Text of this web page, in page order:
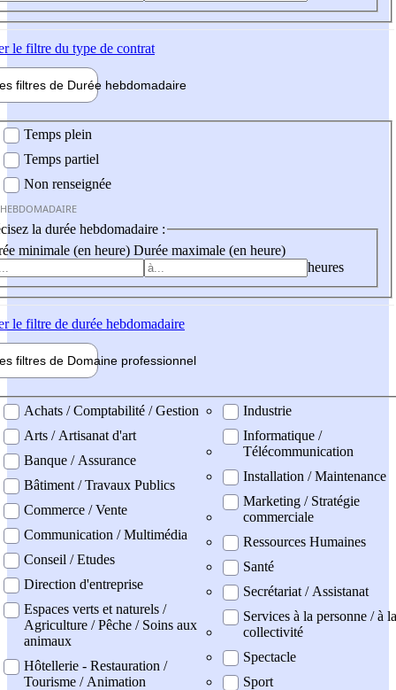
le filtre du type de contrat
filtres de Durée hebdomadaire
Temps plein
Temps partiel
Non renseignée
la durée hebdomadaire :
minimale (en heure) Durée maximale (en heure)
heures
le filtre de durée hebdomadaire
filtres de Domaine professionnel
professionel
Achats / Comptabilité / Gestion
Arts / Artisanat d'art
Banque / Assurance
Bâtiment / Travaux Publics
Commerce / Vente
Communication / Multimédia
Conseil / Etudes
Direction d'entreprise
Espaces verts et naturels /
Agriculture / Pêche / Soins aux
animaux
Hôtellerie - Restauration /
Tourisme / Animation
Industrie
Informatique /
Télécommunication
Installation / Maintenance
Marketing / Stratégie
commerciale
Ressources Humaines
Santé
Secrétariat / Assistanat
Services à la personne / à la
collectivité
Spectacle
Sport